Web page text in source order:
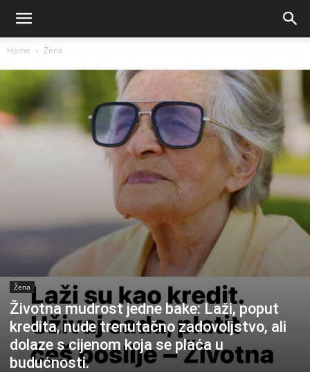
Home Žena
Žena
Životna mudrost jedne bake: Laži, poput
kredita, nude trenutačno zadovoljstvo, ali
dolaze s cijenom koja se plaća u
budućnosti.